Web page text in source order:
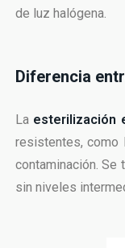
de luz halógena.
Diferencia
La esterilización
resistentes, como
contaminación.
sin niveles